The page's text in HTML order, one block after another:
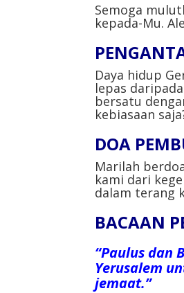
Semoga
kepada-Mu.
Daya hidup
lepas
bersatu
kebiasaan
DOA
Marilah
kami dari
dalam terang
BACAAN
“Paulus dan
Yerusalem
jemaat.”